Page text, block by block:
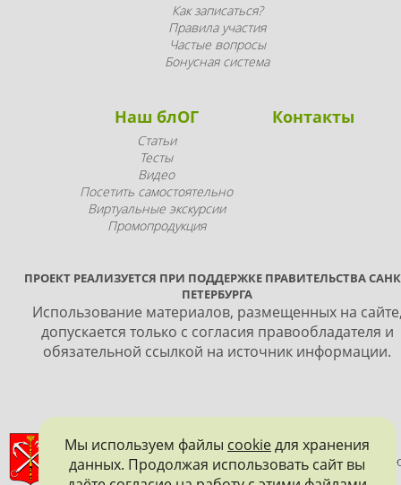
Как записаться?
Правила участия
Частые вопросы
Бонусная система
Наш блОГ
Статьи
Тесты
Видео
Посетить самостоятельно
Виртуальные экскурсии
Промопродукция
Контакты
ПРОЕКТ РЕАЛИЗУЕТСЯ ПРИ ПОДДЕРЖКЕ ПРАВИТЕЛЬСТВА
ПЕТЕРБУРГА
Использование материалов, размещенных на
допускается только с согласия правообладателя и
обязательной ссылкой на источник информации.
ПРАВИТЕЛЬСТВО САНКТ-ПЕТЕРБУРГА
КОМИТЕТ ПО ГОСУДАРСТВЕННОМУ КОНТРОЛЮ,
И ОХРАНЕ ПАМЯТНИКОВ ИСТОРИИ И КУЛЬТУРЫ
Мы используем файлы cookieдля хранения
данных. Продолжая использовать сайт вы